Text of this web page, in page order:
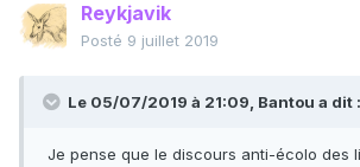
développer des technologies hors de
développer des solutions effectivement
en matière d'efficacité énergétique qui
- ils véhiculent un message alarmiste et
Reykjavik
Posté 9 juillet 2019
Le 05/07/2019 à 21:09, Bantou a dit :
Je pense que le discours anti-écolo des